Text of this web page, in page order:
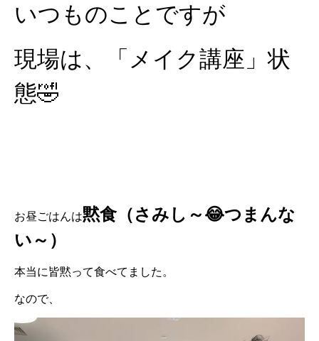
いつものことですが
現場は、「メイク講座」状
態🤣
お昼ごはんは黙食（さみし～😂つまんな
い～）
本当に皆黙って食べてました。
なので、